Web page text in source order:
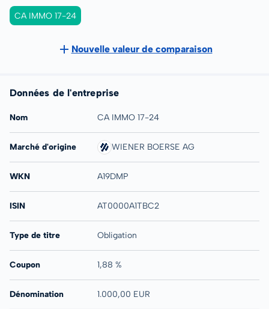
CA IMMO 17-24
Nouvelle valeur de comparaison
Données de l'entreprise
Nom CA IMMO 17-24
Marché d'origine WIENER BOERSE AG
WKN A19DMP
ISIN AT0000A1TBC2
Type de titre Obligation
Coupon 1,88 %
Dénomination 1.000,00 EUR